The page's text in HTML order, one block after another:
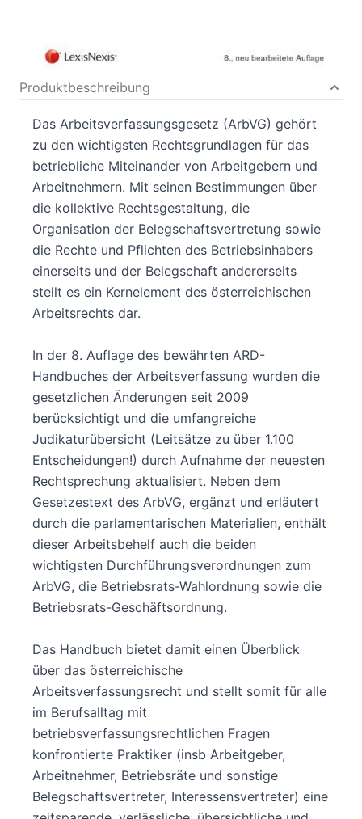
Autor:innenbeschreibung
Produktbeschreibung
Das Arbeitsverfassungsgesetz (ArbVG) gehört
zu den wichtigsten Rechtsgrundlagen für das
betriebliche Miteinander von Arbeitgebern und
Arbeitnehmern. Mit seinen Bestimmungen über
die kollektive Rechtsgestaltung, die
Organisation der Belegschaftsvertretung sowie
die Rechte und Pflichten des Betriebsinhabers
einerseits und der Belegschaft andererseits
stellt es ein Kernelement des österreichischen
Arbeitsrechts dar.
In der 8. Auflage des bewährten ARD-
Handbuches der Arbeitsverfassung wurden die
gesetzlichen Änderungen seit 2009
berücksichtigt und die umfangreiche
Judikaturübersicht (Leitsätze zu über 1.100
Entscheidungen!) durch Aufnahme der neuesten
Rechtsprechung aktualisiert. Neben dem
Gesetzestext des ArbVG, ergänzt und erläutert
durch die parlamentarischen Materialien, enthält
dieser Arbeitsbehelf auch die beiden
wichtigsten Durchführungsverordnungen zum
ArbVG, die Betriebsrats-Wahlordnung sowie die
Betriebsrats-Geschäftsordnung.
Das Handbuch bietet damit einen Überblick
über das österreichische
Arbeitsverfassungsrecht und stellt somit für alle
im Berufsalltag mit
betriebsverfassungsrechtlichen Fragen
konfrontierte Praktiker (insb Arbeitgeber,
Arbeitnehmer, Betriebsräte und sonstige
Belegschaftsvertreter, Interessensvertreter) eine